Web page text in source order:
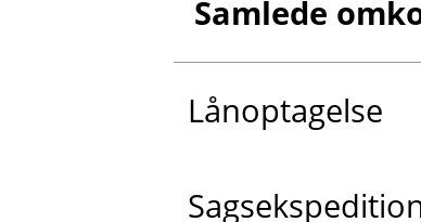
Samlede
Lånoptagelse